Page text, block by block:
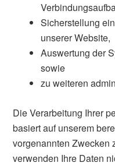
Sicherstellung
unserer Website,
Auswertung der
sowie
zu weiteren
Die Verarbeitung Ihrer
basiert auf unserem
vorgenannten Zwecken
verwenden Ihre Daten